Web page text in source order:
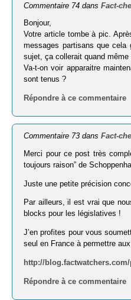
Commentaire 74 dansFact-
Bonjour,
Votre article tombe à pic.
messages partisans que cela
sujet, ça collerait quand
Va-t-on voir apparaitre
sont tenus ?
Répondre à ce commentaire
Commentaire 73 dansFact-
Merci pour ce post très
toujours raison” de
Juste une petite précision
Par ailleurs, il est vrai que
blocks pour les législatives !
J’en profites pour vous
seul en France à permettre
http://blog.factwatchers.com/
Répondre à ce commentaire